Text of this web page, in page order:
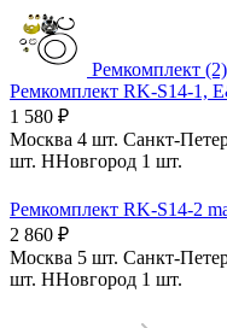
Ремкомплект (2)
Ремкомплект RK-S14-1,
1 580 ₽
Москва 4 шт. Санкт-
шт. ННовгород 1 шт.
Ремкомплект RK-S14-2
2 860 ₽
Москва 5 шт. Санкт-
шт. ННовгород 1 шт.